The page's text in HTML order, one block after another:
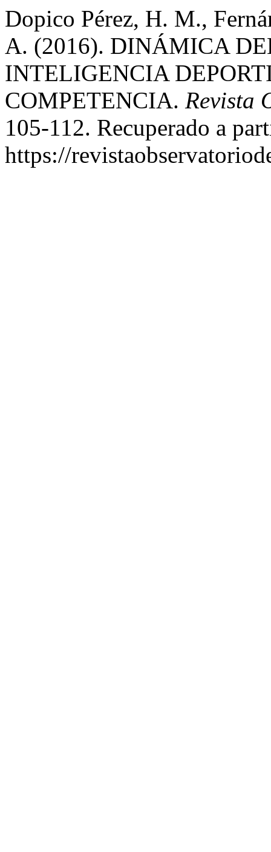
Dopico Pérez, H. M.,
A. (2016). DINÁMICA
INTELIGENCIA
COMPETENCIA. Revista
105-112. Recuperado a
https://